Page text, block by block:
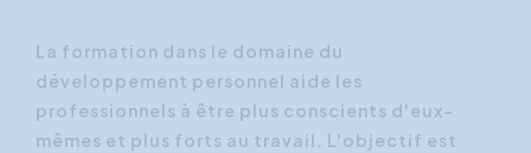
La formation dans le domaine du
développement personnel aide les
professionnels à être plus conscients d'eux-
mêmes et plus forts au travail. L'objectif est